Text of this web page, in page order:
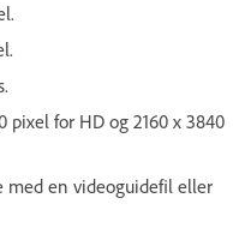
pixel for HD og 2160 x 3840
med en videoguidefil eller